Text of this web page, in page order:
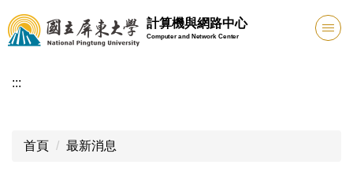
跳
到
主
內
計算機與網路中心
Computer and Network Center
:::
首頁 最新消息